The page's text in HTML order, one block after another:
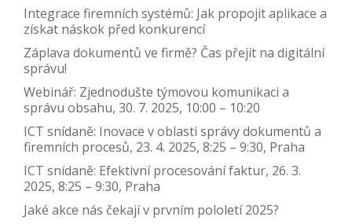
Integrace firemních systémů: Jak propojit aplikace a
získat náskok před konkurencí
Záplava dokumentů ve firmě? Čas přejít na digitální
správu!
Webinář: Zjednodušte týmovou komunikaci a
správu obsahu, 30. 7. 2025, 10:00 – 10:20
ICT snídaně: Inovace v oblasti správy dokumentů a
firemních procesů, 23. 4. 2025, 8:25 – 9:30, Praha
ICT snídaně: Efektivní procesování faktur, 26. 3.
2025, 8:25 – 9:30, Praha
Jaké akce nás čekají v prvním pololetí 2025?